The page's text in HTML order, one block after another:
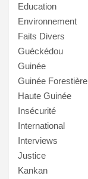
Education
Environnement
Faits Divers
Guéckédou
Guinée
Guinée Forestière
Haute Guinée
Insécurité
International
Interviews
Justice
Kankan